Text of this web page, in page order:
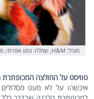
מעיל: H&M, שמלה: נטע אפרתי, סטיילינג: יובל לוי
טוויסט על החולצה המכופתרת
איכשהו על לא מעט מסלולים